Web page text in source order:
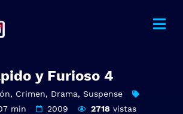
y Furioso 4
, Crimen, Drama, Suspense
min
2009 2718 vistas